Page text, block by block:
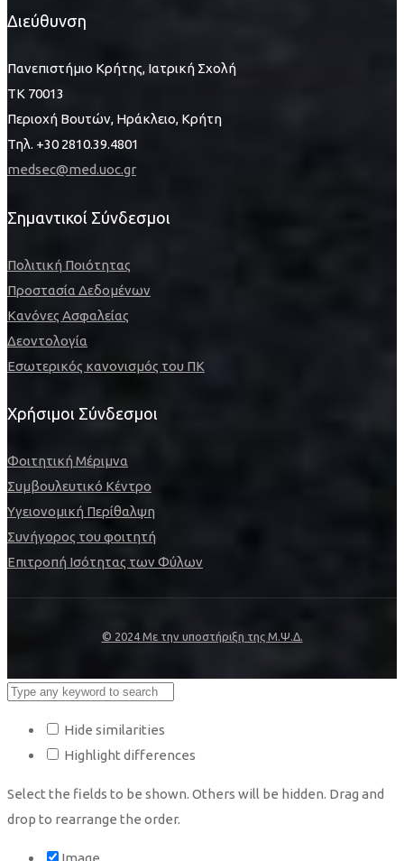
Διεύθυνση
Πανεπιστήμιο Κρήτης, Ιατρική Σχολή
ΤΚ 70013
Περιοχή Βουτών, Ηράκλειο, Κρήτη
Τηλ. +30 2810.39.4801
medsec@med.uoc.gr
Σημαντικοί Σύνδεσμοι
Πολιτική Ποιότητας
Προστασία Δεδομένων
Κανόνες Ασφαλείας
Δεοντολογία
Εσωτερικός κανονισμός του ΠΚ
Χρήσιμοι Σύνδεσμοι
Φοιτητική Μέριμνα
Συμβουλευτικό Κέντρο
Υγειονομική Περίθαλψη
Συνήγορος του φοιτητή
Επιτροπή Ισότητας των Φύλων
© 2024 Με την υποστήριξη της Μ.Ψ.Δ.
Hide similarities
Highlight differences
Select the fields to be shown. Others will be hidden. Drag and
drop to rearrange the order.